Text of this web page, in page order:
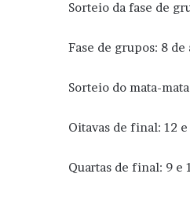
Sorteio da fase de
Fase de grupos: 8
Sorteio do mata-
Oitavas de final: 12
Quartas de final: 9 e